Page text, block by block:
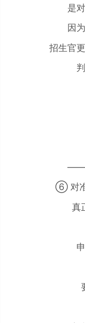
是
因
招生官
⑥ 对准
真